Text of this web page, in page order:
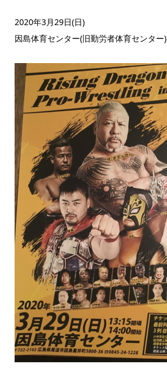
2020年3月29日(日)
因島体育センター(旧勤労者体育センター)